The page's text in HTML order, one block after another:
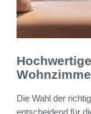
Die Wahl der
entscheidend für